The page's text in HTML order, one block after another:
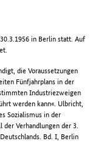
in Berlin statt. Auf
die Voraussetzungen
Fünfjahrplans in der
Industriezweigen
werden kann«. Ulbricht,
Sozialismus in der
Verhandlungen der 3.
Bd. I, Berlin